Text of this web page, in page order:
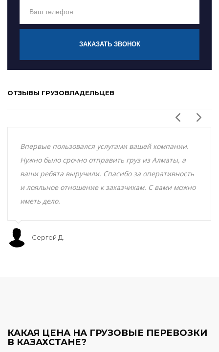
ЗАКАЗАТЬ ЗВОНОК
ОТЗЫВЫ ГРУЗОВЛАДЕЛЬЦЕВ
Впервые пользовался услугами вашей компании.
Нужно было срочно отправить груз из Алматы, а
ваши ребята выручили. Спасибо за оперативность
и лояльное отношение к заказчикам. С вами можно
иметь дело.
Сергей Д.
КАКАЯ ЦЕНА НА ГРУЗОВЫЕ ПЕРЕВОЗКИ
В КАЗАХСТАНЕ?